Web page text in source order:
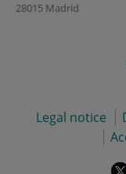
28015 Madrid
Legal notice